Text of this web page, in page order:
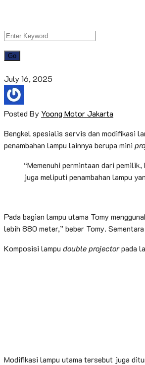
July 16, 2025
Posted By Yoong Motor Jakarta
Bengkel spesialis servis dan modifikasi
penambahan lampu lainnya berupa mini
“Memenuhi permintaan dari
juga meliputi penambahan lampu
Pada bagian lampu utama Tomy
lebih 880 meter,” beber Tomy.
Komposisi lampu double projectorpada
Modifikasi lampu utama tersebut juga